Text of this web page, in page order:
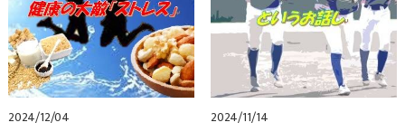
2024/12/04
2024/11/14